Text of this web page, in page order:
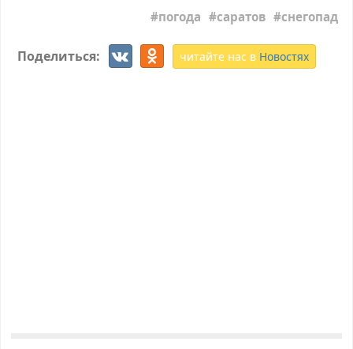
погода саратов снегопад
Поделиться: читайте нас в Новостях